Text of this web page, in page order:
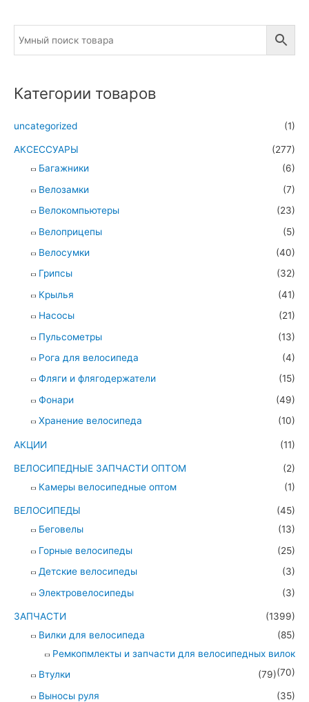
Категории товаров
uncategorized (1)
АКСЕССУАРЫ
(277)
Багажники
(6)
Велозамки
(7)
Велокомпьютеры
(23)
Велоприцепы
(5)
Велосумки
(40)
Грипсы
(32)
Крылья
(41)
Насосы
(21)
Пульсометры
(13)
Рога для велосипеда
(4)
Фляги и флягодержатели
(15)
Фонари
(49)
Хранение велосипеда
(10)
АКЦИИ (11)
ВЕЛОСИПЕДНЫЕ ЗАПЧАСТИ ОПТОМ
(2)
Камеры велосипедные оптом
(1)
ВЕЛОСИПЕДЫ
(45)
Беговелы
(13)
Горные велосипеды
(25)
Детские велосипеды
(3)
Электровелосипеды
(3)
ЗАПЧАСТИ
(1399)
Вилки для велосипеда
(85)
Ремкопмлекты и запчасти для велосипедных вилок
(70)
Втулки
(79)
Выносы руля
(35)